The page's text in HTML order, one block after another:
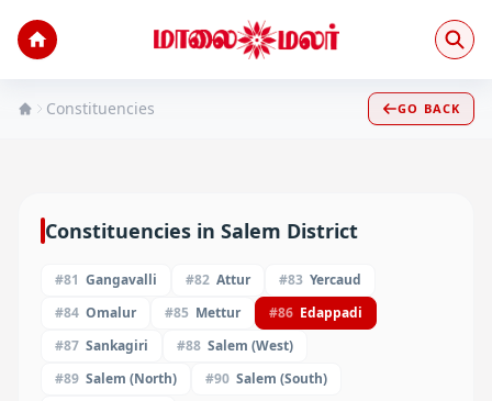
Constituencies GO BACK
Constituencies in Salem District
#81 Gangavalli #82 Attur #83 Yercaud
#84 Omalur #85 Mettur #86 Edappadi
#87 Sankagiri #88 Salem (West)
#89 Salem (North) #90 Salem (South)